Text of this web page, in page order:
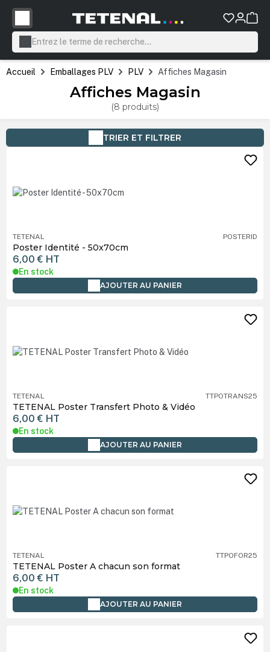
principal
Accueil Emballages PLV PLV Affiches Magasin
Affiches Magasin
(8 produits)
TRIER ET FILTRER
TETENAL POSTERID
Poster Identité - 50x70cm
6,00 € HT
En stock
AJOUTER AU PANIER
TETENAL TTPOTRANS25
TETENAL Poster Transfert Photo & Vidéo
6,00 € HT
En stock
AJOUTER AU PANIER
TETENAL TTPOFOR25
TETENAL Poster A chacun son format
6,00 € HT
En stock
AJOUTER AU PANIER